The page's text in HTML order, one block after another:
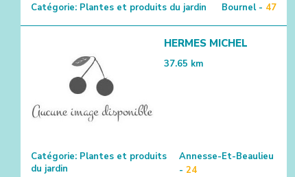
Catégorie: Plantes et produits du jardin Bournel - 47
HERMES MICHEL
37.65 km
Catégorie: Plantes et produits
du jardin
Annesse-Et-Beaulieu
- 24